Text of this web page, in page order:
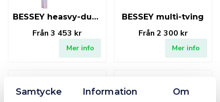
Samtycke Information Om
BESSEY heasvy-duty tving
Från 3 453 kr
Mer info
BESSEY multi-tving
Från 2 300 kr
Mer info